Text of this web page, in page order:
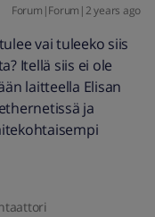
Forum|Forum|2 years ago
vai tuleeko siis
Itellä siis ei ole
laitteella Elisan
ja